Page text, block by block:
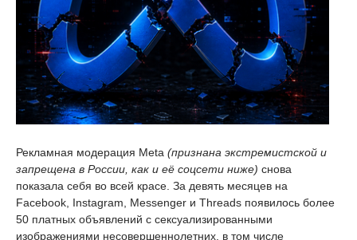
Рекламная модерация Meta (признана экстремистской и
запрещена в России, как и её соцсети ниже) снова
показала себя во всей красе. За девять месяцев на
Facebook, Instagram, Messenger и Threads появилось более
50 платных объявлений с сексуализированными
изображениями несовершеннолетних, в том числе